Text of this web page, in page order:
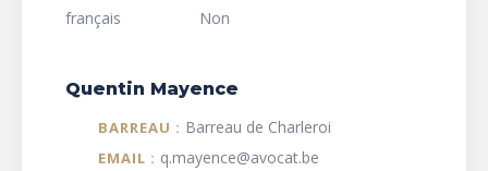
français Non
Quentin Mayence
BARREAU : Barreau de Charleroi
EMAIL : q.mayence@avocat.be